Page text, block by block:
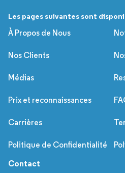
Les pages suivantes sont
À Propos de Nous
Nos Clients
Médias
Prix et reconnaissances
Carrières
Politique de Confidentialité
Contact